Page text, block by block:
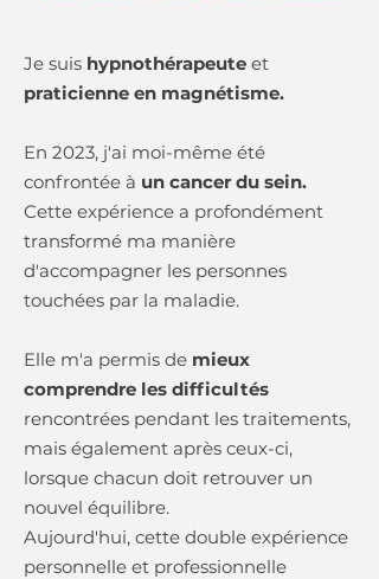
Je suis hypnothérapeute et
praticienne en magnétisme.
En 2023, j'ai moi-même été
confrontée à un cancer du sein.
Cette expérience a profondément
transformé ma manière
d'accompagner les personnes
touchées par la maladie.
Elle m'a permis de mieux
comprendre les difficultés
rencontrées pendant les traitements,
mais également après ceux-ci,
lorsque chacun doit retrouver un
nouvel équilibre.
Aujourd'hui, cette double expérience
personnelle et professionnelle